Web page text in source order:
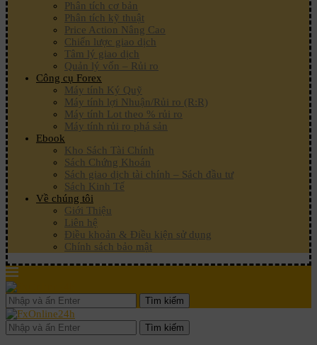
Phân tích cơ bản
Phân tích kỹ thuật
Price Action Nâng Cao
Chiến lược giao dịch
Tâm lý giao dịch
Quản lý vốn – Rủi ro
Công cụ Forex
Máy tính Ký Quỹ
Máy tính lợi Nhuận/Rủi ro (R:R)
Máy tính Lot theo % rủi ro
Máy tính rủi ro phá sản
Ebook
Kho Sách Tài Chính
Sách Chứng Khoán
Sách giao dịch tài chính – Sách đầu tư
Sách Kinh Tế
Về chúng tôi
Giới Thiệu
Liên hệ
Điều khoản & Điều kiện sử dụng
Chính sách bảo mật
Tìm kiếm
Tìm kiếm